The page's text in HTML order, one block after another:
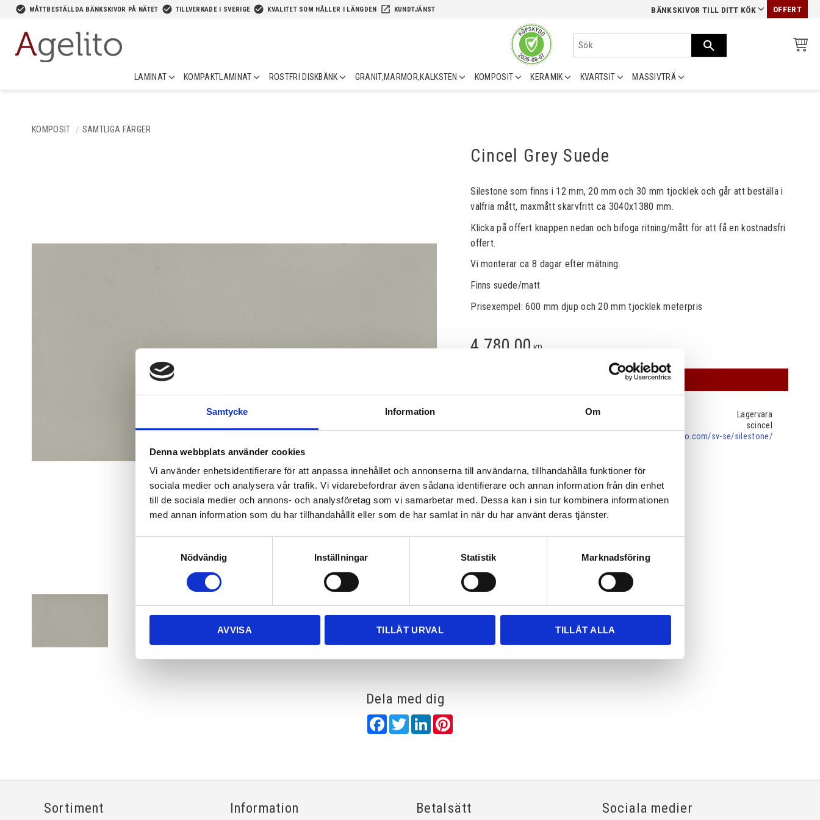
Samtycke Information Om
Denna webbplats använder cookies
Vi använder enhetsidentifierare för att anpassa innehållet och annonserna till användarna, tillhandahålla funktioner för
sociala medier och analysera vår trafik. Vi vidarebefordrar även sådana identifierare och annan information från din enhet
till de sociala medier och annons- och analysföretag som vi samarbetar med. Dessa kan i sin tur kombinera informationen
med annan information som du har tillhandahållit eller som de har samlat in när du har använt deras tjänster.
Nödvändig
Inställningar Statistik Marknadsföring
AVVISA TILLÅT URVAL TILLÅT ALLA
check_circle MÅTTBESTÄLLDA BÄNKSKIVOR PÅ NÄTET check_circle TILLVERKADE I SVERIGE check_circle KVALITET SOM HÅLLER I LÄNGDEN launch KUNDTJÄNST BÄNKSKIVOR TILL DITT KÖK OFFERT
LAMINAT KOMPAKTLAMINAT ROSTFRI DISKBÄNK GRANIT,MARMOR,KALKSTEN KOMPOSIT KERAMIK KVARTSIT MASSIVTRÄ
KOMPOSIT SAMTLIGA FÄRGER
Cincel Grey Suede
Silestone som finns i 12 mm, 20 mm och 30 mm tjocklek och går att beställa i
valfria mått, maxmått skarvfritt ca 3040x1380 mm.
Klicka på offert knappen nedan och bifoga ritning/mått för att få en kostnadsfri
offert.
Vi monterar ca 8 dagar efter mätning.
Finns suede/matt
Prisexempel: 600 mm djup och 20 mm tjocklek meterpris
4 780,00 KR
OFFERT
Lagervara
scincel
cosentino.com/sv-se/silestone/
Dela med dig
FacebookTwitterLinkedIn
Sortiment Information Betalsätt Sociala medier